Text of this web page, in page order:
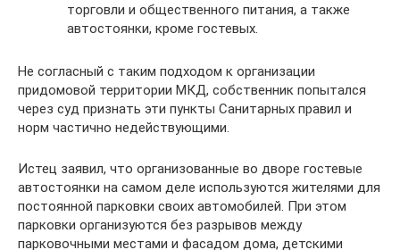
торговли и общественного питания, а также
автостоянки, кроме гостевых.
Не согласный с таким подходом к организации
придомовой территории МКД, собственник попытался
через суд признать эти пункты Санитарных правил и
норм частично недействующими.
Истец заявил, что организованные во дворе гостевые
автостоянки на самом деле используются жителями для
постоянной парковки своих автомобилей. При этом
парковки организуются без разрывов между
парковочными местами и фасадом дома, детскими